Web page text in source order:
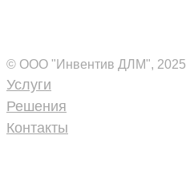
© ООО "Инвентив ДЛМ", 2025
Услуги
Решения
Контакты